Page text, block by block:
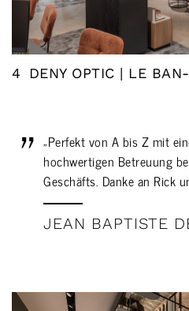
4 DENY OPTIC | LE BAN-
„Perfekt von A bis Z mit
hochwertigen Betreuung
Geschäfts. Danke an Rick